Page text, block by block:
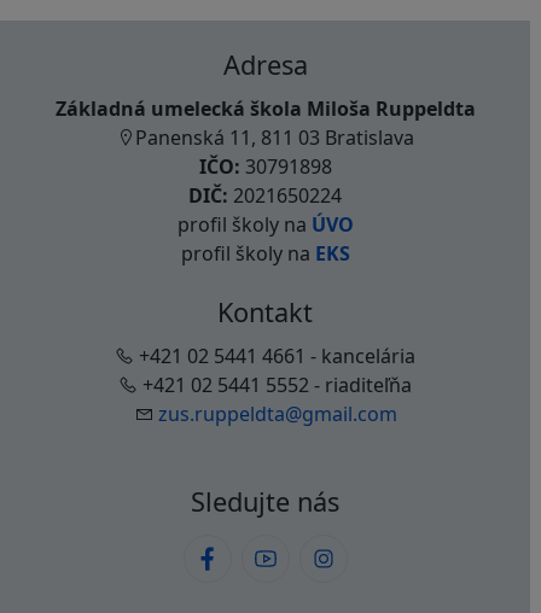
Adresa
Základná umelecká škola Miloša Ruppeldta
Panenská 11, 811 03 Bratislava
IČO: 30791898
DIČ: 2021650224
profil školy na ÚVO
profil školy na EKS
Kontakt
+421 02 5441 4661 - kancelária
+421 02 5441 5552 - riaditeľňa
zus.ruppeldta@gmail.com
Sledujte nás